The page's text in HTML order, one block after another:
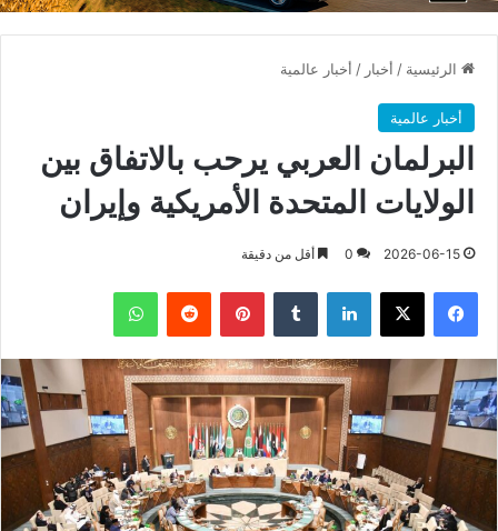
الرئيسية / أخبار / أخبار عالمية
أخبار عالمية
البرلمان العربي يرحب بالاتفاق بين
الولايات المتحدة الأمريكية وإيران
2026-06-15
0 أقل من دقيقة
فيسبوك X لينكدإن بينتيريست واتساب